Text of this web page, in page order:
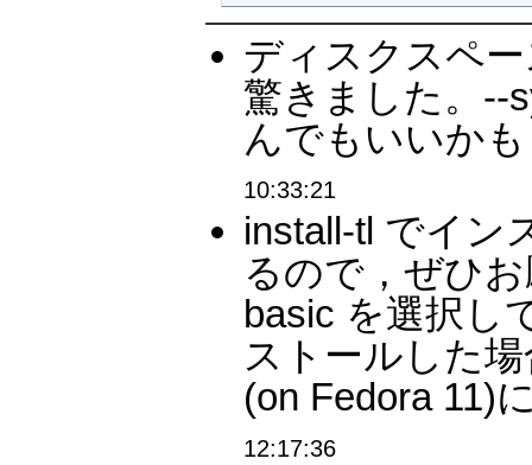
ディスクスペ
驚きました。--
んでもいいか
10:33:21
install-tl でイン
るので，ぜひ
basic を選択し
ストールした
(on Fedora 11)
12:17:36